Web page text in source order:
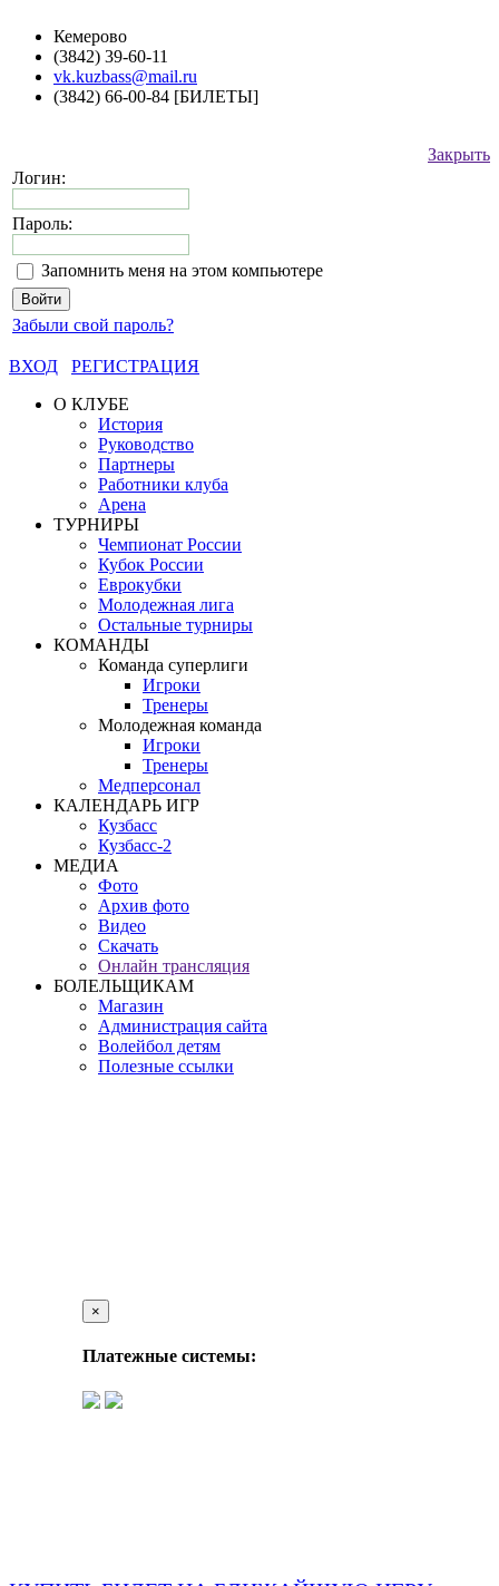
Кемерово
(3842) 39-60-11
vk.kuzbass@mail.ru
(3842) 66-00-84 [БИЛЕТЫ]
Закрыть
Логин:
Пароль:
Запомнить меня на этом компьютере
Забыли свой пароль?
ВХОД
РЕГИСТРАЦИЯ
О КЛУБЕ
История
Руководство
Партнеры
Работники клуба
Арена
ТУРНИРЫ
Чемпионат России
Кубок России
Еврокубки
Молодежная лига
Остальные турниры
КОМАНДЫ
Команда суперлиги
Игроки
Тренеры
Молодежная команда
Игроки
Тренеры
Медперсонал
КАЛЕНДАРЬ ИГР
Кузбасс
Кузбасс-2
МЕДИА
Фото
Архив фото
Видео
Скачать
Онлайн трансляция
БОЛЕЛЬЩИКАМ
Магазин
Администрация сайта
Волейбол детям
Полезные ссылки
×
Платежные системы: